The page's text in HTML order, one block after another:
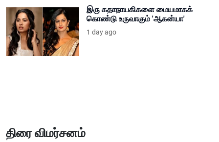
இரு கதாநாயகிகளை மையமாகக்
கொண்டு உருவாகும் 'ஆகன்யா'
1 day ago
திரை விமர்சனம்